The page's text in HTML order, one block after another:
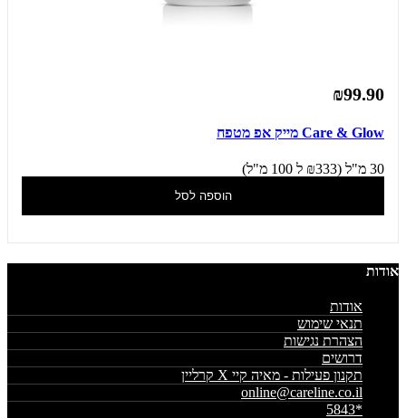
₪99.90
Care & Glow מייק אפ מטפח
30 מ"ל (₪333 ל 100 מ"ל)
הוספה לסל
אודות
אודות
תנאי שימוש
הצהרת נגישות
דרושים
תקנון פעילות - מאיה קיי X קרליין
online@careline.co.il
*5843